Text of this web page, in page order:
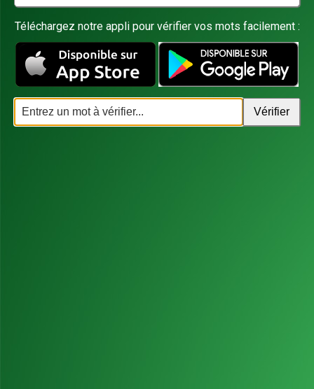
Téléchargez notre appli pour vérifier vos mots facilement :